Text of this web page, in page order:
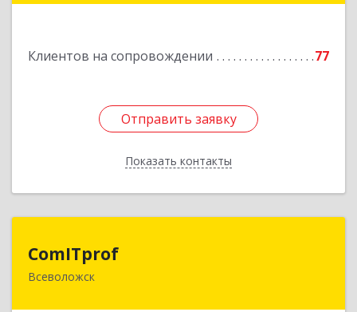
Клиентов на сопровождении 77
Отправить заявку
Показать контакты
Отправить заявку
Назад
ComITprof
Всеволожск
188643, Ленинградская обл, Всеволожский р-н,